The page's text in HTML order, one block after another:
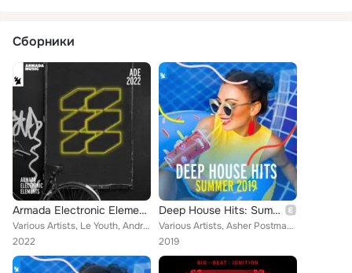
Сборники
Armada Electronic Elements - Ade 2022
Various Artists, Le Youth, Andrea Oliva, Vintage Culture, Eelke Kleijn, Tinlicker, Jan Blomqvist, Jewels, Giorgia Angiuli, Glowa...
2022
Deep House Hits: Summer 2019 - Armada Music
Various Artists, Asher Postman, Armin van Buuren, Dada, Aquadrop, Burak Yeter, Clément Leroux, Derin Ilter, Win and Woo, Paige, ...
2019